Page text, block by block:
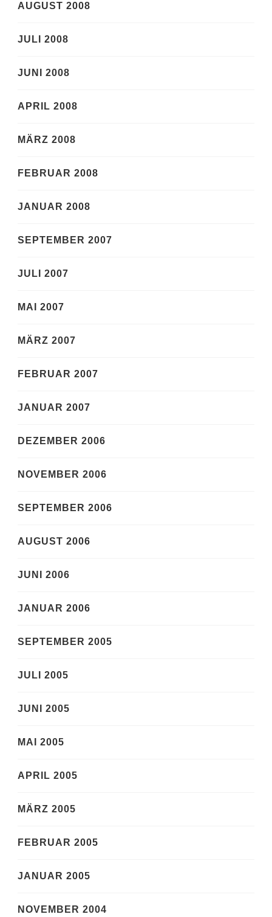
AUGUST 2008
JULI 2008
JUNI 2008
APRIL 2008
MÄRZ 2008
FEBRUAR 2008
JANUAR 2008
SEPTEMBER 2007
JULI 2007
MAI 2007
MÄRZ 2007
FEBRUAR 2007
JANUAR 2007
DEZEMBER 2006
NOVEMBER 2006
SEPTEMBER 2006
AUGUST 2006
JUNI 2006
JANUAR 2006
SEPTEMBER 2005
JULI 2005
JUNI 2005
MAI 2005
APRIL 2005
MÄRZ 2005
FEBRUAR 2005
JANUAR 2005
NOVEMBER 2004